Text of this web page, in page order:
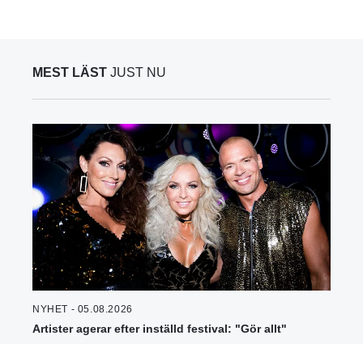
MEST LÄST JUST NU
NYHET - 05.08.2026
Artister agerar efter inställd festival: "Gör allt"